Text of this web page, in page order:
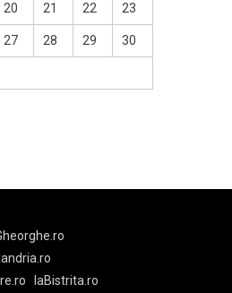
20 21 22 23
27 28 29 30
laBistrita.ro